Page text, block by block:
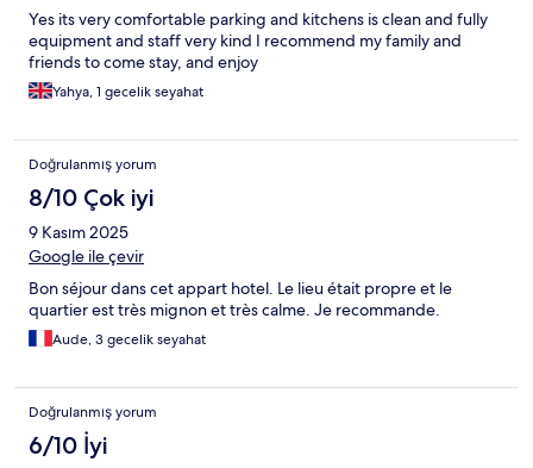
Yes its very comfortable parking and kitchens is clean and fully
equipment and staff very kind I recommend my family and
friends to come stay, and enjoy
Yahya, 1 gecelik seyahat
Doğrulanmış yorum
8/10 Çok iyi
9 Kasım 2025
Google ile çevir
Bon séjour dans cet appart hotel. Le lieu était propre et le
quartier est très mignon et très calme. Je recommande.
Aude, 3 gecelik seyahat
Doğrulanmış yorum
6/10 İyi